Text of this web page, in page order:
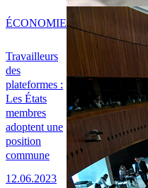
Travailleurs
des
plateformes :
Les États
membres
adoptent une
position
commune
12.06.2023
ÉCONOMIE